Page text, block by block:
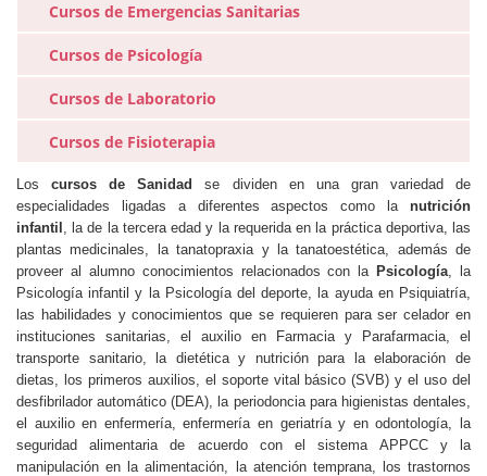
Cursos de Emergencias Sanitarias
Cursos de Psicología
Cursos de Laboratorio
Cursos de Fisioterapia
Loscursos de Sanidad
se dividen en una gran variedad de
especialidades ligadas a diferentes aspectos como la nutrición
infantil
, la de la tercera edad y la requerida en la práctica deportiva, las
plantas medicinales, la tanatopraxia y la tanatoestética, además de
proveer al alumno conocimientos relacionados con la Psicología , la
Psicología infantil y la Psicología del deporte, la ayuda en Psiquiatría,
las habilidades y conocimientos que se requieren para ser celador en
instituciones sanitarias, el auxilio en Farmacia y Parafarmacia, el
transporte sanitario, la dietética y nutrición para la elaboración de
dietas, los primeros auxilios, el soporte vital básico (SVB) y el uso del
desfibrilador automático (DEA), la periodoncia para higienistas dentales,
el auxilio en enfermería, enfermería en geriatría y en odontología, la
seguridad alimentaria de acuerdo con el sistema APPCC y la
manipulación en la alimentación, la atención temprana, los trastornos